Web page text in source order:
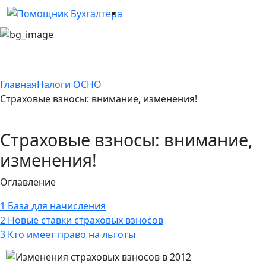
ГлавнаяНалоги ОСНО
Страховые взносы: внимание, изменения!
Страховые взносы: внимание,
изменения!
Оглавление
1 База для начисления
2 Новые ставки страховых взносов
3 Кто имеет право на льготы